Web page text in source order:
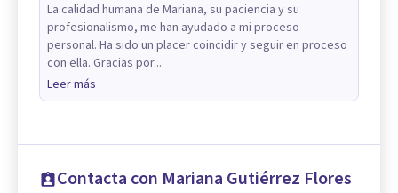
La calidad humana de Mariana, su paciencia y su
profesionalismo, me han ayudado a mi proceso
personal. Ha sido un placer coincidir y seguir en proceso
con ella. Gracias por...
Leer más
Contacta con Mariana Gutiérrez Flores